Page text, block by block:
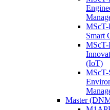
Smart
MScT-
(IoT)
Master